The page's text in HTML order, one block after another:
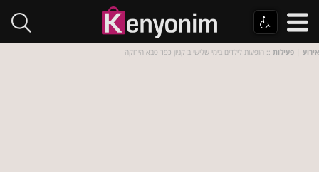
אירוע | פעילות :: הופעות לילדים בימי שלישי ב קניון כפר סבא הירוקה